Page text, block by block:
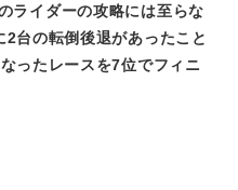
ライダーの攻略には至らな
2台の転倒後退があったこと
ったレースを7位でフィニ